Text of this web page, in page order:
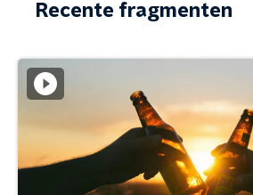
Recente fragmenten